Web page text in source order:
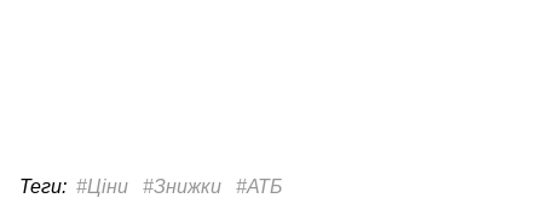
Теги: #Ціни #Знижки #АТБ